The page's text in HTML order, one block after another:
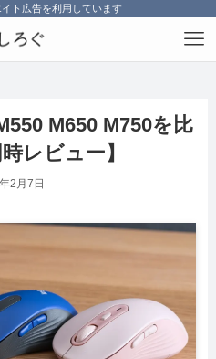
ト広告を利用しています
M650 M750を比
レビュー】
2月7日